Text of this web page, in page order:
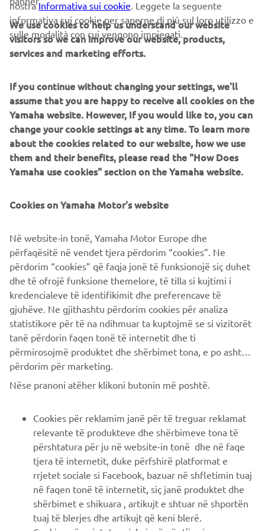
The build was completed at the end of 2015, the last of
the year to celebrate 30 years of the VMAX. To mark the
milestone a classic paint job was used to finish the bike.
Taken from the 70s, the white, black and yellow colour
VMAX, but also 60 years of Yamaha! The bike was
airbrushed and then gloss varnished in house by the
builders.
CORPORATE
B2B
PIÙ YAMAHA
SUPPORTO
NEWSLETTER
Conoscerai in anteprima le ultime offerte, gli eventi speciali, le
ISCRIVITI
Leggi la nostra Informativa sulla privacy per sapere come
trattiamo i tuoi dati personali: Informativa sulla Privacy
Italy (Italian)
nostraInformativa sui cookie. Leggete la seguente
informativa sui cookie per saperne di più sul loro utilizzo e
sulle modalità con cui vengono impiegati.
We use cookies to help us understand our website
visitors so we can improve our website, products,
services and marketing efforts.
If you continue without changing your settings, we'll
assume that you are happy to receive all cookies on the
Yamaha website. However, If you would like to, you can
change your cookie settings at any time. To learn more
about the cookies related to our website, how we use
them and their benefits, please read the "How Does
Yamaha use cookies" section on the Yamaha website.
Cookies on Yamaha Motor's website
Në website-in tonë, Yamaha Motor Europe dhe
përfaqësitë në vendet tjera përdorim “cookies”. Ne
përdorim “cookies” që faqja jonë të funksionojë siç duhet
dhe të ofrojë funksione themelore, të tilla si kujtimi i
kredencialeve të identifikimit dhe preferencave të
gjuhëve. Ne gjithashtu përdorim cookies për analiza
statistikore për të na ndihmuar ta kuptojmë se si vizitorët
tanë përdorin faqen tonë të internetit dhe ti
përmirosojmë produktet dhe shërbimet tona, e po ashtu ti
përdorim për marketing.
Nëse pranoni atëher klikoni butonin më poshtë.
Cookies për reklamim janë për të treguar reklamat
relevante të produkteve dhe shërbimeve tona të
përshtatura për ju në website-in tonë dhe në faqe
tjera të internetit, duke përfshirë platformat e
rrjetet sociale si Facebook, bazuar në shfletimin tuaj
në faqen tonë të internetit, siç janë produktet dhe
shërbimet e shikuara , artikujt e shtuar në shportën
tuaj të blerjes dhe artikujt që keni blerë.